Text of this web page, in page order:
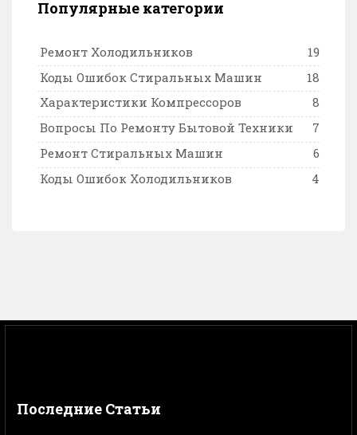
Популярные категории
Ремонт Холодильников
19
Коды Ошибок Стиральных Машин
18
Характеристики Компрессоров
8
Вопросы По Ремонту Бытовой Техники
7
Ремонт Стиральных Машин
6
Коды Ошибок Холодильников
4
Последние Статьи